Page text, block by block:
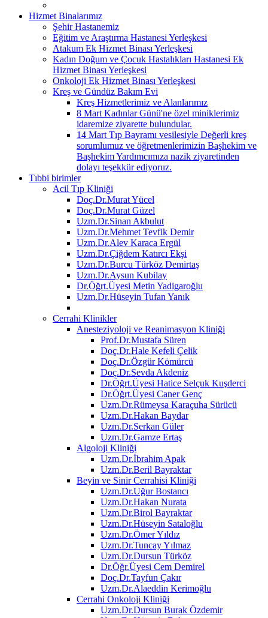
Hizmet Binalarımız
Şehir Hastanemiz
Eğitim ve Araştırma Hastanesi Yerleşkesi
Atakum Ek Hizmet Binası Yerleşkesi
Kadın Doğum ve Çocuk Hastalıkları Hastanesi Ek
Hizmet Binası Yerleşkesi
Onkoloji Ek Hizmet Binası Yerleşkesi
Kreş ve Gündüz Bakım Evi
Kreş Hizmetlerimiz ve Alanlarımız
8 Mart Kadınlar Günü'ne özel miniklerimiz
idaremize ziyarette bulundular.
14 Mart Tıp Bayramı vesilesiyle Değerli kreş
sorumlumuz ve öğretmenlerimizin Başhekim ve
Başhekim Yardımcımıza nazik ziyaretinden
dolayı teşekkür ediyoruz.
Tıbbi birimler
Acil Tıp Kliniği
Doç.Dr.Murat Yücel
Doç.Dr.Murat Güzel
Uzm.Dr.Sinan Akbulut
Uzm.Dr.Mehmet Tevfik Demir
Uzm.Dr.Alev Karaca Ergül
Uzm.Dr.Çiğdem Katırcı Ekşi
Uzm.Dr.Burcu Türköz Demirtaş
Uzm.Dr.Aysun Kubilay
Dr.Öğrt.Üyesi Metin Yadigaroğlu
Uzm.Dr.Hüseyin Tufan Yanık
Cerrahi Klinikler
Anesteziyoloji ve Reanimasyon Kliniği
Prof.Dr.Mustafa Süren
Doç.Dr.Hale Kefeli Çelik
Doç.Dr.Özgür Kömürcü
Doç.Dr.Sevda Akdeniz
Dr.Öğrt.Üyesi Hatice Selçuk Kuşderci
Dr.Öğrt.Üyesi Caner Genç
Uzm.Dr.Rümeysa Karaçuha Sürücü
Uzm.Dr.Hakan Baydar
Uzm.Dr.Serkan Güler
Uzm.Dr.Gamze Ertaş
Algoloji Kliniği
Uzm.Dr.İbrahim Apak
Uzm.Dr.Beril Bayraktar
Beyin ve Sinir Cerrahisi Kliniği
Uzm.Dr.Uğur Bostancı
Uzm.Dr.Hakan Nurata
Uzm.Dr.Birol Bayraktar
Uzm.Dr.Hüseyin Sataloğlu
Uzm.Dr.Ömer Yıldız
Uzm.Dr.Tuncay Yılmaz
Uzm.Dr.Dursun Türköz
Dr.Öğr.Üyesi Cem Demirel
Doç.Dr.Tayfun Çakır
Uzm.Dr.Alaeddin Kerimoğlu
Cerrahi Onkoloji Kliniği
Uzm.Dr.Dursun Burak Özdemir